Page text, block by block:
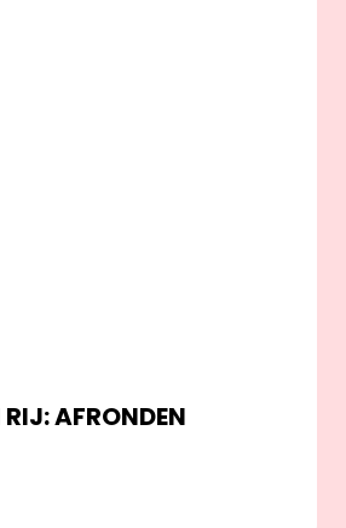
RIJ: AFRONDEN